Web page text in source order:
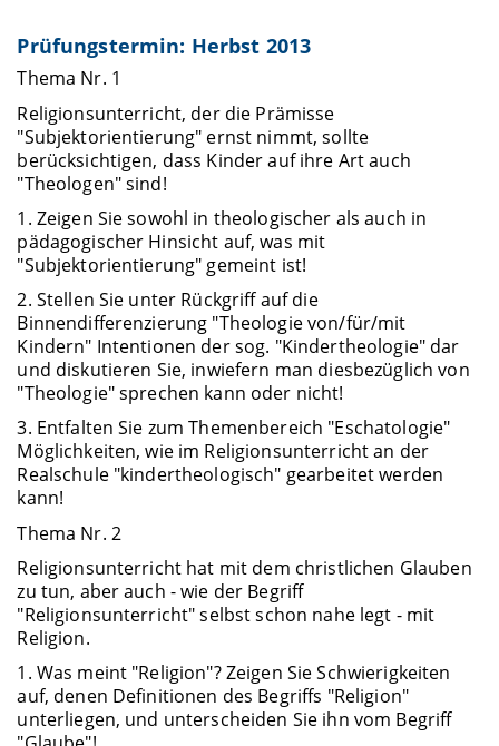
Prüfungstermin: Herbst 2013
Thema Nr. 1
Religionsunterricht, der die Prämisse
"Subjektorientierung" ernst nimmt, sollte
berücksichtigen, dass Kinder auf ihre Art auch
"Theologen" sind!
1. Zeigen Sie sowohl in theologischer als auch in
pädagogischer Hinsicht auf, was mit
"Subjektorientierung" gemeint ist!
2. Stellen Sie unter Rückgriff auf die
Binnendifferenzierung "Theologie von/für/mit
Kindern" Intentionen der sog. "Kindertheologie" dar
und diskutieren Sie, inwiefern man diesbezüglich von
"Theologie" sprechen kann oder nicht!
3. Entfalten Sie zum Themenbereich "Eschatologie"
Möglichkeiten, wie im Religionsunterricht an der
Realschule "kindertheologisch" gearbeitet werden
kann!
Thema Nr. 2
Religionsunterricht hat mit dem christlichen Glauben
zu tun, aber auch - wie der Begriff
"Religionsunterricht" selbst schon nahe legt - mit
Religion.
1. Was meint "Religion"? Zeigen Sie Schwierigkeiten
auf, denen Definitionen des Begriffs "Religion"
unterliegen, und unterscheiden Sie ihn vom Begriff